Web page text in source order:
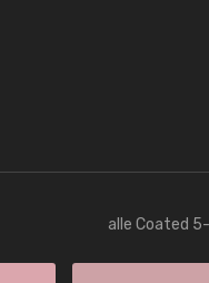
alle Coated